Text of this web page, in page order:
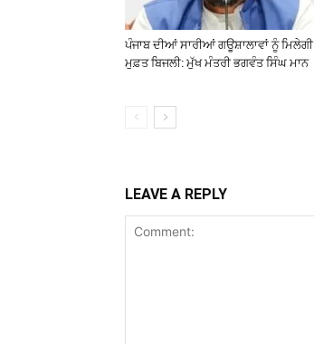
ਪੰਜਾਬ ਦੀਆਂ ਸਾਰੀਆਂ ਗਊਸ਼ਾਲਾਵਾਂ ਨੂੰ ਮਿਲੇਗੀ
ਮੁਫ਼ਤ ਬਿਜਲੀ: ਮੁੱਖ ਮੰਤਰੀ ਭਗਵੰਤ ਸਿੰਘ ਮਾਨ
LEAVE A REPLY